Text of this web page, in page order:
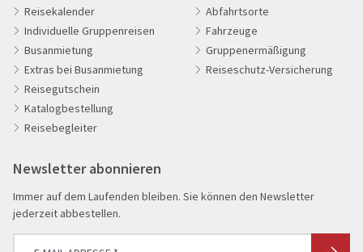
Die Welt entdecken
Entspannen & Wohlfühlen
Erlebnisreise
Eröffnungs- & Abschlussreisen
Flugreisen
Genussreise
Herbstreise
Hochseekreuzfahrt
Leserreisen
Reisekalender
Individuelle Gruppenreisen
Busanmietung
Extras bei Busanmietung
Reisegutschein
Katalogbestellung
Reisebegleiter
Abfahrtsorte
Fahrzeuge
Gruppenermäßigung
Reiseschutz-Versicherung
Newsletter abonnieren
Immer auf dem Laufenden bleiben. Sie können den Newsletter
jederzeit abbestellen.